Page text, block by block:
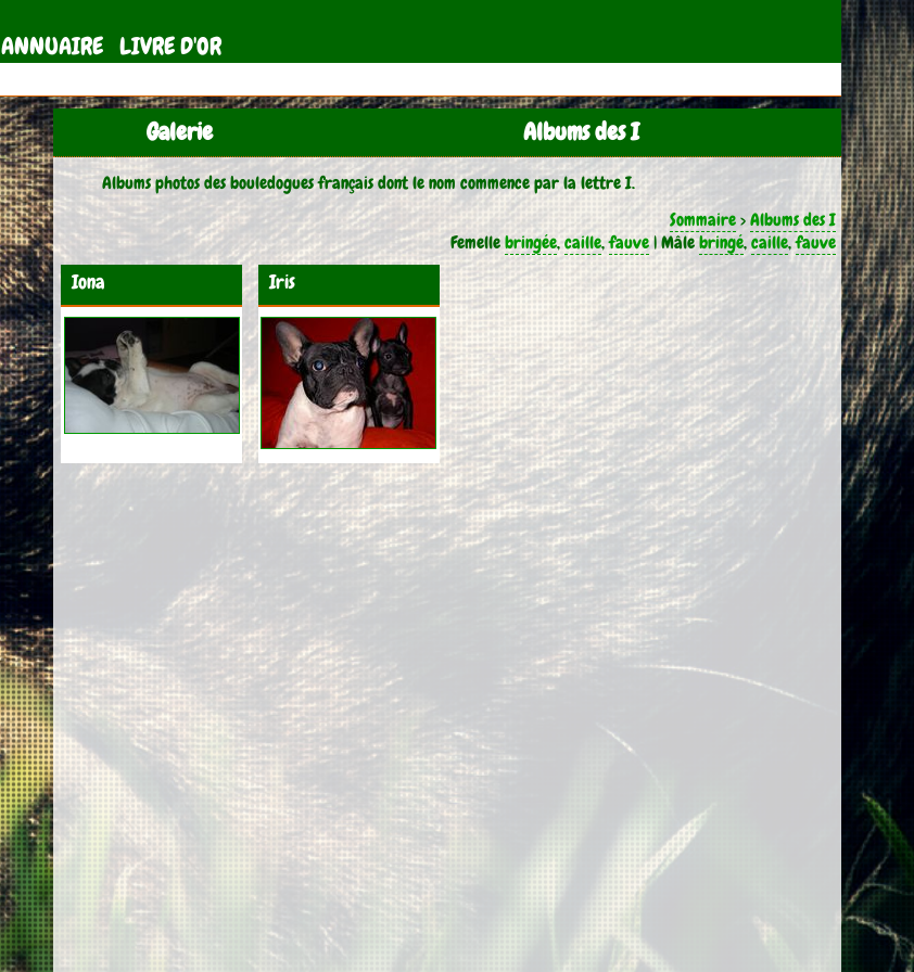
ANNUAIRE LIVRE D'OR
Galerie Albums des I
Albums photos des bouledogues français dont le nom commence par la lettre I.
Sommaire>Albums des I
Femellebringée,caille,fauve| Mâlebringé,caille,fauve
Iona Iris